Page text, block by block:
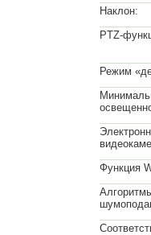
Наклон:
PTZ-
Режим
Функция